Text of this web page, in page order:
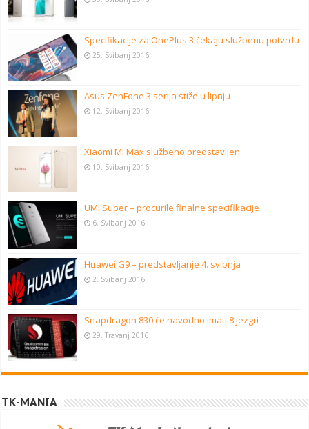
Specifikacije za OnePlus 3 čekaju službenu potvrdu
25. Svibanj 2016
Asus ZenFone 3 serija stiže u lipnju
12. Svibanj 2016
Xiaomi Mi Max službeno predstavljen
10. Svibanj 2016
UMi Super – procurile finalne specifikacije
6. Svibanj 2016
Huawei G9 – predstavljanje 4. svibnja
2. Svibanj 2016
Snapdragon 830 će navodno imati 8 jezgri
29. Travanj 2016
TK-MANIA